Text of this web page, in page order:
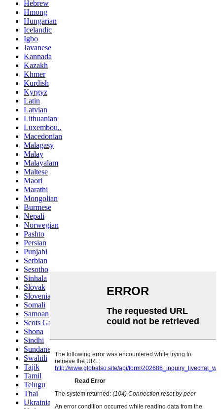
Hebrew
Hmong
Hungarian
Icelandic
Igbo
Javanese
Kannada
Kazakh
Khmer
Kurdish
Kyrgyz
Latin
Latvian
Lithuanian
Luxembou..
Macedonian
Malagasy
Malay
Malayalam
Maltese
Maori
Marathi
Mongolian
Burmese
Nepali
Norwegian
Pashto
Persian
Punjabi
Serbian
Sesotho
Sinhala
Slovak
Slovenian
Somali
Samoan
Scots Gaelic
Shona
Sindhi
Sundanese
Swahili
Tajik
Tamil
Telugu
Thai
Ukrainian